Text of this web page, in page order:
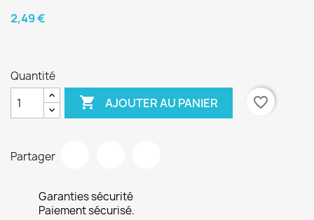
2,49 €
Quantité
 AJOUTER AU PANIER favorite_border
Partager
Garanties sécurité
Paiement sécurisé.